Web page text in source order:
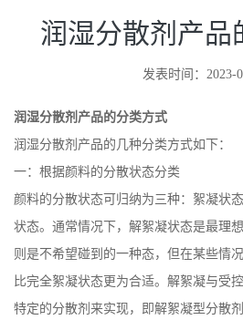
润湿分散剂产品
发表时间：2023-
润湿分散剂产品的分类方式
润湿分散剂产品的几种分类方式如下：
一：根据颜料的分散状态分类
颜料的分散状态可归纳为三种：絮凝状
状态。通常情况下，解絮凝状态是最理
则是不希望碰到的一种态，但在某些情
比完全絮凝状态更为合适。解絮凝与受
特定的分散剂来实现，即解絮凝型分散